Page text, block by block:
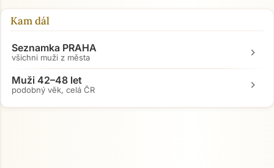
Kam dál
Seznamka PRAHA
všichni muži z města chevron_right
Muži 42–48 let
podobný věk, celá ČR chevron_right